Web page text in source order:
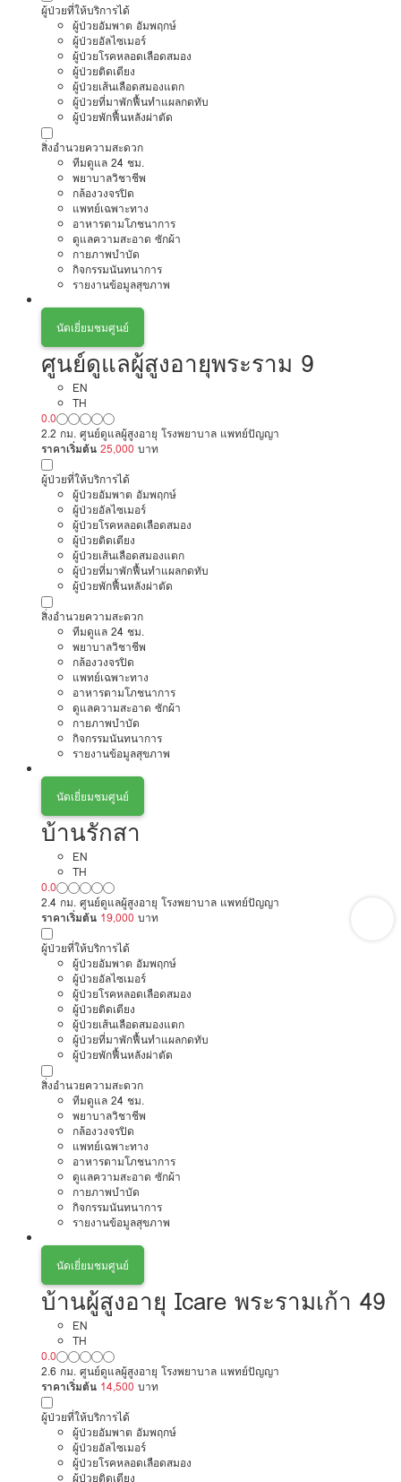
ผู้ป่วยที่ให้บริการได้
ผู้ป่วยอัมพาต อัมพฤกษ์
ผู้ป่วยอัลไซเมอร์
ผู้ป่วยโรคหลอดเลือดสมอง
ผู้ป่วยติดเตียง
ผู้ป่วยเส้นเลือดสมองแตก
ผู้ป่วยที่มาพักฟื้นทำแผลกดทับ
ผู้ป่วยพักฟื้นหลังผ่าตัด
สิ่งอำนวยความสะดวก
ทีมดูแล 24 ชม.
พยาบาลวิชาชีพ
กล้องวงจรปิด
แพทย์เฉพาะทาง
อาหารตามโภชนาการ
ดูแลความสะอาด ซักผ้า
กายภาพบำบัด
กิจกรรมนันทนาการ
รายงานข้อมูลสุขภาพ
นัดเยี่ยมชมศูนย์
ศูนย์ดูแลผู้สูงอายุพระราม 9
EN
TH
0.0
2.2 กม. ศูนย์ดูแลผู้สูงอายุ โรงพยาบาล แพทย์ปัญญา
ราคาเริ่มต้น 25,000 บาท
ผู้ป่วยที่ให้บริการได้
ผู้ป่วยอัมพาต อัมพฤกษ์
ผู้ป่วยอัลไซเมอร์
ผู้ป่วยโรคหลอดเลือดสมอง
ผู้ป่วยติดเตียง
ผู้ป่วยเส้นเลือดสมองแตก
ผู้ป่วยที่มาพักฟื้นทำแผลกดทับ
ผู้ป่วยพักฟื้นหลังผ่าตัด
สิ่งอำนวยความสะดวก
ทีมดูแล 24 ชม.
พยาบาลวิชาชีพ
กล้องวงจรปิด
แพทย์เฉพาะทาง
อาหารตามโภชนาการ
ดูแลความสะอาด ซักผ้า
กายภาพบำบัด
กิจกรรมนันทนาการ
รายงานข้อมูลสุขภาพ
นัดเยี่ยมชมศูนย์
บ้านรักสา
EN
TH
0.0
2.4 กม. ศูนย์ดูแลผู้สูงอายุ โรงพยาบาล แพทย์ปัญญา
ราคาเริ่มต้น 19,000 บาท
ผู้ป่วยที่ให้บริการได้
ผู้ป่วยอัมพาต อัมพฤกษ์
ผู้ป่วยอัลไซเมอร์
ผู้ป่วยโรคหลอดเลือดสมอง
ผู้ป่วยติดเตียง
ผู้ป่วยเส้นเลือดสมองแตก
ผู้ป่วยที่มาพักฟื้นทำแผลกดทับ
ผู้ป่วยพักฟื้นหลังผ่าตัด
สิ่งอำนวยความสะดวก
ทีมดูแล 24 ชม.
พยาบาลวิชาชีพ
กล้องวงจรปิด
แพทย์เฉพาะทาง
อาหารตามโภชนาการ
ดูแลความสะอาด ซักผ้า
กายภาพบำบัด
กิจกรรมนันทนาการ
รายงานข้อมูลสุขภาพ
นัดเยี่ยมชมศูนย์
บ้านผู้สูงอายุ Icare พระรามเก้า 49
EN
TH
0.0
2.6 กม. ศูนย์ดูแลผู้สูงอายุ โรงพยาบาล แพทย์ปัญญา
ราคาเริ่มต้น 14,500 บาท
ผู้ป่วยที่ให้บริการได้
ผู้ป่วยอัมพาต อัมพฤกษ์
ผู้ป่วยอัลไซเมอร์
ผู้ป่วยโรคหลอดเลือดสมอง
ผู้ป่วยติดเตียง